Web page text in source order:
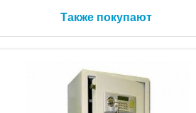
Также покупают